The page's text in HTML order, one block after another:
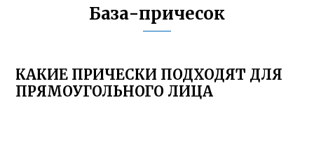
База-причесок
КАКИЕ ПРИЧЕСКИ ПОДХОДЯТ ДЛЯ
ПРЯМОУГОЛЬНОГО ЛИЦА